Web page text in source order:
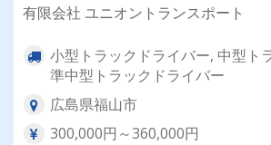
有限会社 ユニオントランスポート
小型トラックドライバー, 中型ト
準中型トラックドライバー
広島県福山市
300,000円～360,000円